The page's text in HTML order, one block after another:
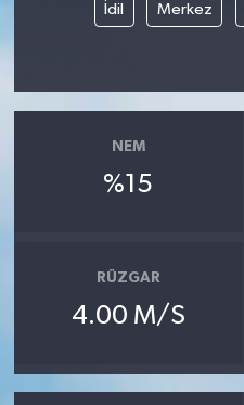
İdil Merkez
NEM
%15
RÜZGAR
4.00 M/S